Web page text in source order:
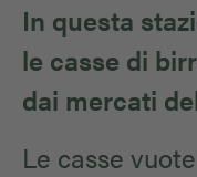
In questa
le casse di
dai mercati
Le casse